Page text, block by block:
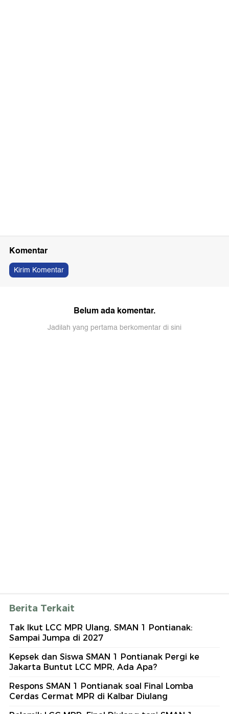
Komentar
Kirim Komentar
Belum ada komentar.
Jadilah yang pertama berkomentar di sini
Berita Terkait
Tak Ikut LCC MPR Ulang, SMAN 1 Pontianak:
Sampai Jumpa di 2027
Kepsek dan Siswa SMAN 1 Pontianak Pergi ke
Jakarta Buntut LCC MPR, Ada Apa?
Respons SMAN 1 Pontianak soal Final Lomba
Cerdas Cermat MPR di Kalbar Diulang